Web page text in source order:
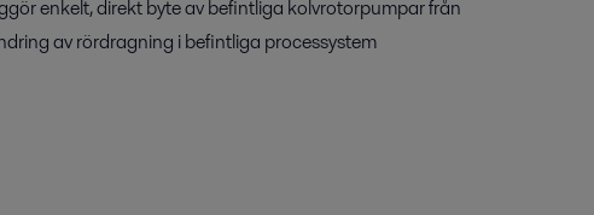
enkelt, direkt byte av befintliga kolvrotorpumpar från
av rördragning i befintliga processystem